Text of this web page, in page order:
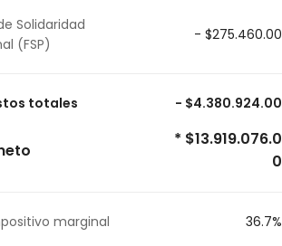
Solidaridad
(FSP)
- $275.460.00
totales - $4.380.924.00
* $13.919.076.0
0
marginal
36.7%